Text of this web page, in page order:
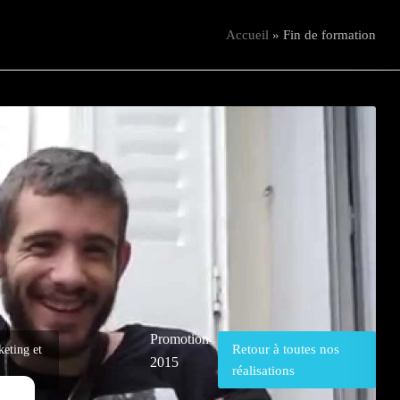
Accueil »Fin de formation
Promotion
2015
Retour à toutes nos
réalisations
et